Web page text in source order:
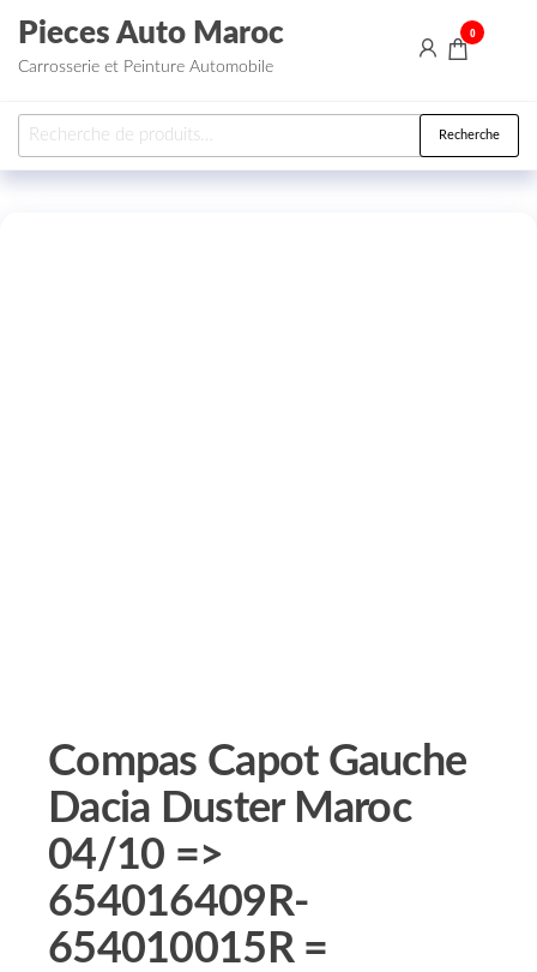
Aller au contenu
Pieces Auto Maroc
Carrosserie et Peinture Automobile
0
Recherche pour : Recherche
Compas Capot Gauche
Dacia Duster Maroc
04/10 =>
654016409R-
654010015R =